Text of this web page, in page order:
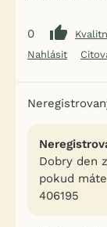
0
Nahlásit
Dobry den
pokud
406195